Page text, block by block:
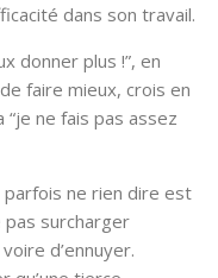
dans son travail.
donner plus !”, en
faire mieux, crois en
ne fais pas assez
parfois ne rien dire est
surcharger
d’ennuyer.